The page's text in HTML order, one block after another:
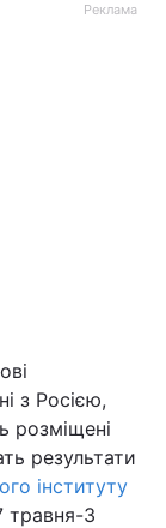
Реклама
з Росією,
розміщені
результати
інституту
травня-3